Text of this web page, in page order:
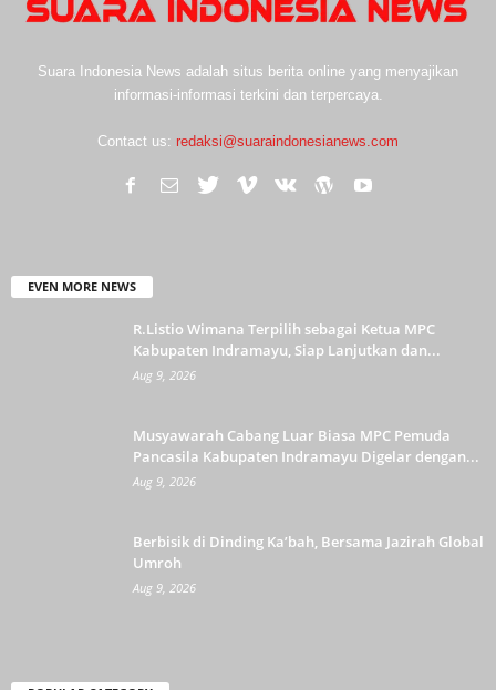
Suara Indonesia News adalah situs berita online yang menyajikan
informasi-informasi terkini dan terpercaya.
Contact us: redaksi@suaraindonesianews.com
EVEN MORE NEWS
R.Listio Wimana Terpilih sebagai Ketua MPC
Kabupaten Indramayu, Siap Lanjutkan dan...
Aug 9, 2026
Musyawarah Cabang Luar Biasa MPC Pemuda
Pancasila Kabupaten Indramayu Digelar dengan...
Aug 9, 2026
Berbisik di Dinding Ka’bah, Bersama Jazirah Global
Umroh
Aug 9, 2026